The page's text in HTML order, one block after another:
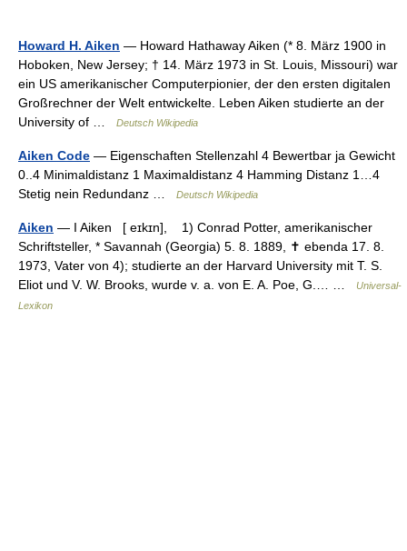
Howard H. Aiken — Howard Hathaway Aiken (* 8. März 1900 in
Hoboken, New Jersey; † 14. März 1973 in St. Louis, Missouri) war
ein US amerikanischer Computerpionier, der den ersten digitalen
Großrechner der Welt entwickelte. Leben Aiken studierte an der
University of …
Deutsch Wikipedia
Aiken Code — Eigenschaften Stellenzahl 4 Bewertbar ja Gewicht
0..4 Minimaldistanz 1 Maximaldistanz 4 Hamming Distanz 1…4
Stetig nein Redundanz …
Deutsch Wikipedia
Aiken — I Aiken [ eɪkɪn], 1) Conrad Potter, amerikanischer
Schriftsteller, * Savannah (Georgia) 5. 8. 1889, ✝ ebenda 17. 8.
1973, Vater von 4); studierte an der Harvard University mit T. S.
Eliot und V. W. Brooks, wurde v. a. von E. A. Poe, G.… …
Universal-
Lexikon